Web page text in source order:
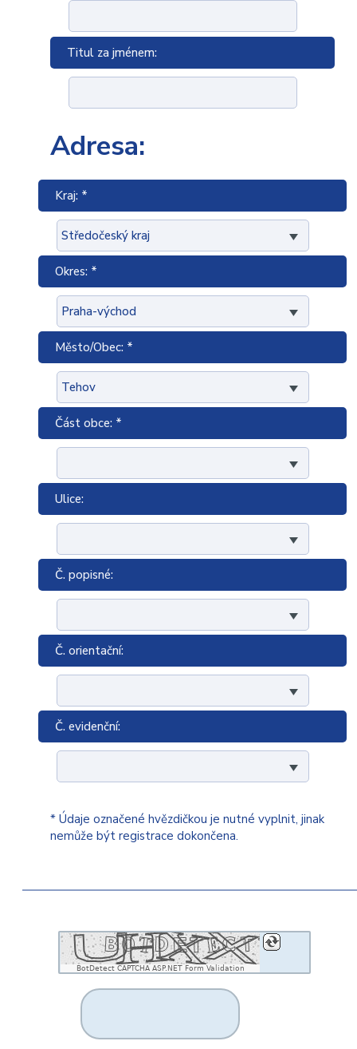
Titul za jménem:
Adresa:
Kraj: *
Okres: *
Město/Obec: *
Část obce: *
Ulice:
Č. popisné:
Č. orientační:
Č. evidenční:
* Údaje označené hvězdičkou je nutné vyplnit, jinak
nemůže být registrace dokončena.
BotDetect CAPTCHA ASP.NET Form Validation